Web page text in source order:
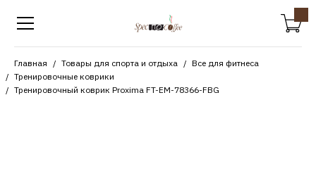
Главная Товары для спорта и отдыха
Все для фитнеса
Тренировочные коврики
Тренировочный коврик Proxima FT-EM-78366-FBG